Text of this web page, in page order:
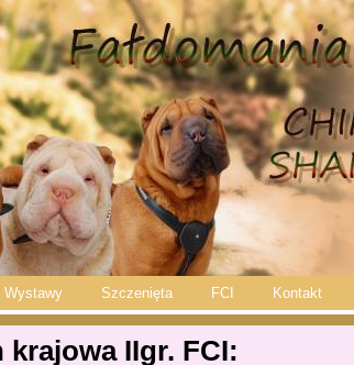
Wystawy Szczenięta FCI Kontakt
krajowa IIgr. FCI: